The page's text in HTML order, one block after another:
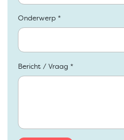
Onderwerp *
Bericht / Vraag *